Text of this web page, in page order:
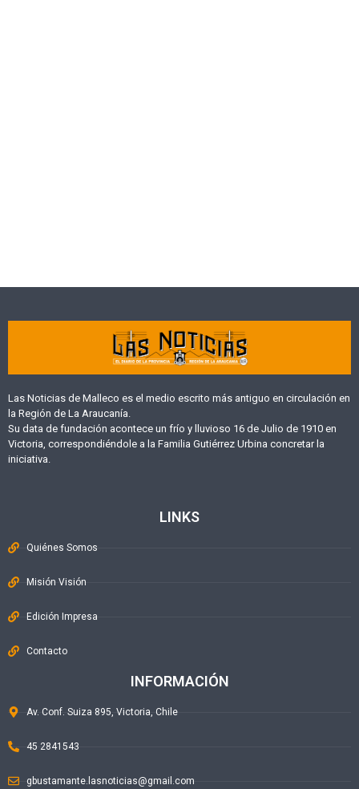
Las Noticias de Malleco es el medio escrito más antiguo en circulación en
la Región de La Araucanía.
Su data de fundación acontece un frío y lluvioso 16 de Julio de 1910 en
Victoria, correspondiéndole a la Familia Gutiérrez Urbina concretar la
iniciativa.
LINKS
Quiénes Somos
Misión Visión
Edición Impresa
Contacto
INFORMACIÓN
Av. Conf. Suiza 895, Victoria, Chile
45 2841543
gbustamante.lasnoticias@gmail.com